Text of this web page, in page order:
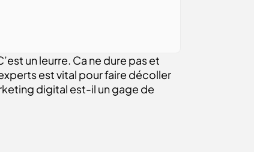
un leurre. Ca ne dure pas et
est vital pour faire décoller
digital est-il un gage de